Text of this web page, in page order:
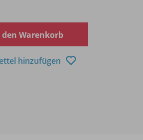
den Warenkorb
hinzufügen